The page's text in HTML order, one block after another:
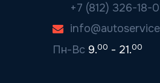
+7 (812) 326-18-
Пн-Вс 9.00 - 21.00